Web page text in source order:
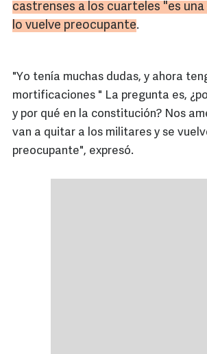
castrenses a los cuarteles "es una
lo vuelve preocupante.
"Yo tenía muchas dudas, y ahora
mortificaciones " La pregunta es,
y por qué en la constitución? Nos
van a quitar a los militares y se
preocupante", expresó.